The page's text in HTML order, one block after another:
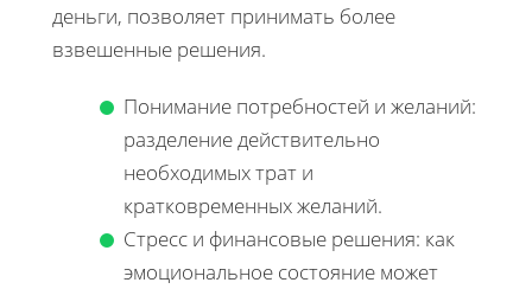
деньги, позволяет принимать более
взвешенные решения.
Понимание потребностей и желаний:
разделение действительно
необходимых трат и
кратковременных желаний.
Стресс и финансовые решения: как
эмоциональное состояние может